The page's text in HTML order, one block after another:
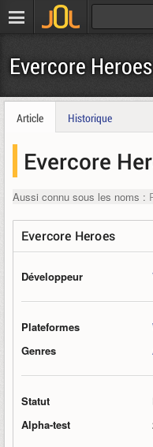
Evercore Heroes
Article Historique
Evercore
Aussi connu sous les noms :
Evercore Heroes
Développeur
Plateformes
Genres
Statut
Alpha-test